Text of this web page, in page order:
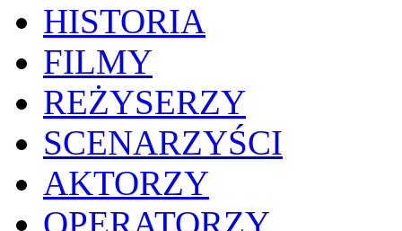
HISTORIA
FILMY
REŻYSERZY
SCENARZYŚCI
AKTORZY
OPERATORZY